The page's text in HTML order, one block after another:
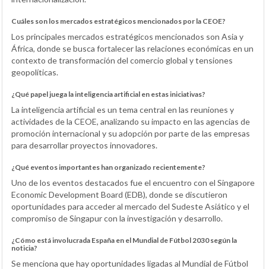
Cuáles son los mercados estratégicos mencionados por la CEOE?
Los principales mercados estratégicos mencionados son Asia y
África, donde se busca fortalecer las relaciones económicas en un
contexto de transformación del comercio global y tensiones
geopolíticas.
¿Qué papel juega la inteligencia artificial en estas iniciativas?
La inteligencia artificial es un tema central en las reuniones y
actividades de la CEOE, analizando su impacto en las agencias de
promoción internacional y su adopción por parte de las empresas
para desarrollar proyectos innovadores.
¿Qué eventos importantes han organizado recientemente?
Uno de los eventos destacados fue el encuentro con el Singapore
Economic Development Board (EDB), donde se discutieron
oportunidades para acceder al mercado del Sudeste Asiático y el
compromiso de Singapur con la investigación y desarrollo.
¿Cómo está involucrada España en el Mundial de Fútbol 2030 según la
noticia?
Se menciona que hay oportunidades ligadas al Mundial de Fútbol